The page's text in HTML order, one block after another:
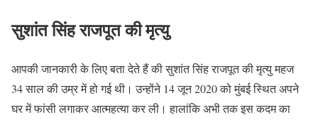
सुशांत सिंह राजपूत की मृत्यु
आपकी जानकारी के लिए बता देते हैं की सुशांत सिंह राजपूत की मृत्यु महज
34 साल की उम्र में हो गई थी। उन्होंने 14 जून 2020 को मुंबई स्थित अपने
घर में फांसी लगाकर आत्महत्या कर ली। हालांकि अभी तक इस कदम का